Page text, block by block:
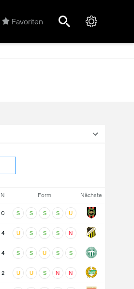
Favoriten
N Form Nächste
0 S S S S U
4 U S S S N
4 S S U S S
2 U U S N N